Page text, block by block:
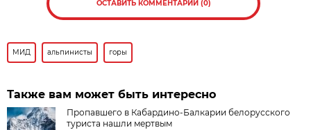
ОСТАВИТЬ КОММЕНТАРИЙ (0)
МИД альпинисты горы
Также вам может быть интересно
Пропавшего в Кабардино-Балкарии белорусского
туриста нашли мертвым